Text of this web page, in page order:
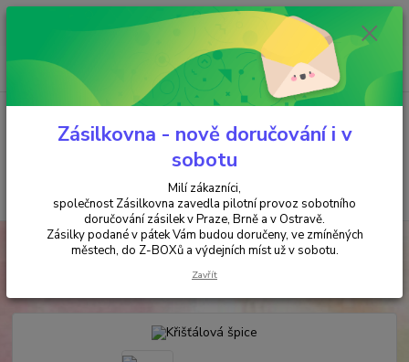
Minimální hodnota objednávky je 200 kč. Při nákupu nad 2000,- Kč je
požadována platba předem na účet.
Menu
+420 737 737 037
(Po-Pá, 9-18 hod.)
za
KAMENY a MINERÁLY Křišťálová špice
Zásilkovna - nově doručování i v
sobotu
Milí zákazníci,
společnost Zásilkovna zavedla pilotní provoz sobotního
doručování zásilek v Praze, Brně a v Ostravě.
Zásilky podané v pátek Vám budou doručeny, ve zmíněných
městech, do Z-BOXů a výdejních míst už v sobotu.
Zavřít